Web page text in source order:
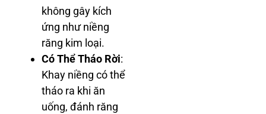
không gây kích
ứng như niềng
răng kim loại.
Có Thể Tháo Rời:
Khay niềng có thể
tháo ra khi ăn
uống, đánh răng